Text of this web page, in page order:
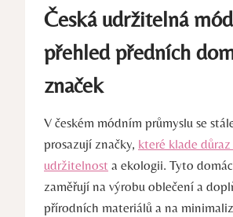
Česká udržitelná
přehled předních
značek
V českém módním průmyslu se
prosazují značky, které klade důraz
udržitelnost a ekologii. Tyto
zaměřují na výrobu oblečení a
přírodních materiálů a na